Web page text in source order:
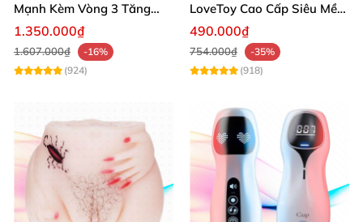
Mạnh Kèm Vòng 3 Tăng
Khoái Cảm SHP1234
1.350.000₫
1.607.000₫
-16%
(924)
LoveToy Cao Cấp Siêu Mềm
Mại
490.000₫
754.000₫
-35%
(918)